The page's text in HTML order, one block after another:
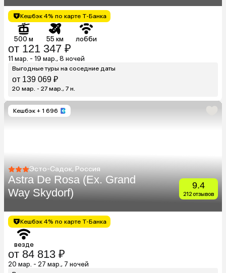
Кешбэк 4% по карте Т-Банка
500 м 55 км лобби
от 121 347 ₽
11 мар. - 19 мар., 8 ночей
Выгодные туры на соседние даты
от 139 069 ₽
20 мар. - 27 мар., 7 н.
Кешбэк + 1 696
Эсто-Садок, Россия
Astra De Rosa (Ex. Grand
Way Skydorf)
9.4
212 отзывов
Кешбэк 4% по карте Т-Банка
везде
от 84 813 ₽
20 мар. - 27 мар., 7 ночей